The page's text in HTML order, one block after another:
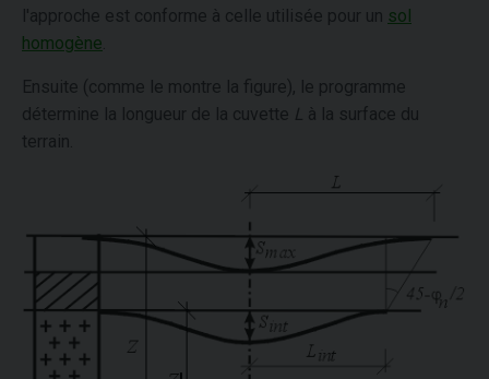
l'approche est conforme à celle utilisée pour un sol
homogène
Ensuite (comme le montre la figure), le programme
détermine la longueur de la cuvette L à la surface du
terrain.